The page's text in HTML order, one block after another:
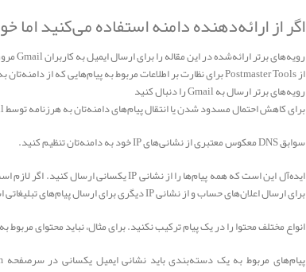
اگر از ارائه‌دهنده دامنه استفاده می‌کنید
رویه‌های برتر ارائه‌شده در این مقاله را برای ارسال ایمیل به کاربران Gmail مرور و دنبال کنید.
از Postmaster Tools برای نظارت بر اطلاعات مربوط به پیام‌هایی که از دامنه‌تان به کاربران Gmail ارسال می‌شود استفاده کنید.
رویه‌های برتر ارسال به Gmail را دنبال کنید
برای کاهش احتمال مسدود شدن یا انتقال پیام‌های دامنه‌تان به هرزنامه توسط Gmail، رویه‌های برتر کلی این بخش را دنبال کنید.
سوابق DNS معکوس معتبری از نشانی‌های IP خود به دامنه‌تان تنظیم کنید.
برای ارسال اعلان‌های حساب و از نشانی IP دیگری برای ارسال پیام‌های تبلیغاتی استفاده کنید.
انواع مختلف محتوا را در یک پیام ترکیب نکنید. برای مثال، نباید محتوای